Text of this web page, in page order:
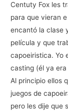
Centuty Fox les
para que vieran
encantó la clase
película y que
capoeiristica. Yo
casting (él ya
Al principio ellos
juegos de
pero les dije que